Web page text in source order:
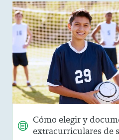
Cómo elegir y
extracurriculares de